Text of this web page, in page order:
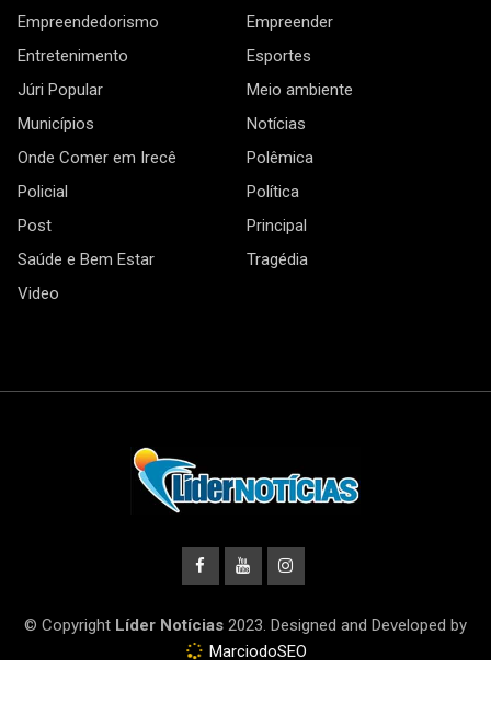
Empreendedorismo
Empreender
Entretenimento
Esportes
Júri Popular
Meio ambiente
Municípios
Notícias
Onde Comer em Irecê
Polêmica
Policial
Política
Post
Principal
Saúde e Bem Estar
Tragédia
Video
© Copyright Líder Notícias 2023. Designed and Developed by
MarciodoSEO